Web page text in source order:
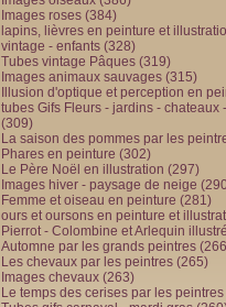
Images roses (384)
lapins, lièvres en peinture et
vintage - enfants (328)
Tubes vintage Pâques (319)
Images animaux sauvages (315)
Illusion d'optique et perception en
tubes Gifs Fleurs - jardins - chateaux
(309)
La saison des pommes par les
Phares en peinture (302)
Le Père Noël en illustration (297)
Images hiver - paysage de neige
Femme et oiseau en peinture (281)
ours et oursons en peinture et
Pierrot - Colombine et Arlequin
Automne par les grands peintres
Les chevaux par les peintres (265)
Images chevaux (263)
Le temps des cerises par les peintres